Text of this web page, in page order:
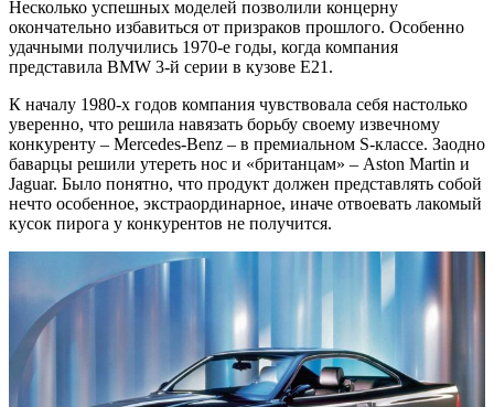
Несколько успешных моделей позволили концерну
окончательно избавиться от призраков прошлого. Особенно
удачными получились 1970-е годы, когда компания
представила BMW 3-й серии в кузове Е21.
К началу 1980-х годов компания чувствовала себя настолько
уверенно, что решила навязать борьбу своему извечному
конкуренту – Mercedes-Benz – в премиальном S-классе. Заодно
баварцы решили утереть нос и «британцам» – Aston Martin и
Jaguar. Было понятно, что продукт должен представлять собой
нечто особенное, экстраординарное, иначе отвоевать лакомый
кусок пирога у конкурентов не получится.